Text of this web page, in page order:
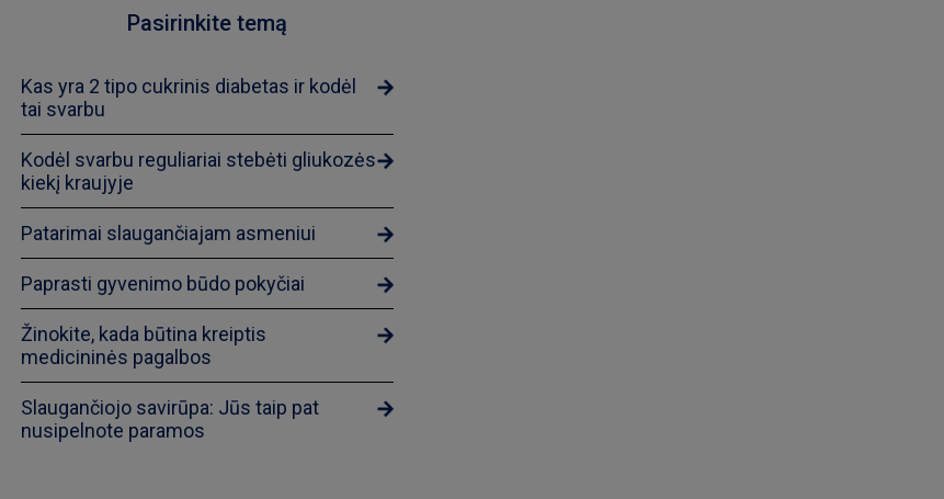
Pasirinkite temą
Kas yra 2 tipo cukrinis diabetas ir kodėl
tai svarbu
Kodėl svarbu reguliariai stebėti gliukozės
kiekį kraujyje
Patarimai slaugančiajam asmeniui
Paprasti gyvenimo būdo pokyčiai
Žinokite, kada būtina kreiptis
medicininės pagalbos
Slaugančiojo savirūpa: Jūs taip pat
nusipelnote paramos